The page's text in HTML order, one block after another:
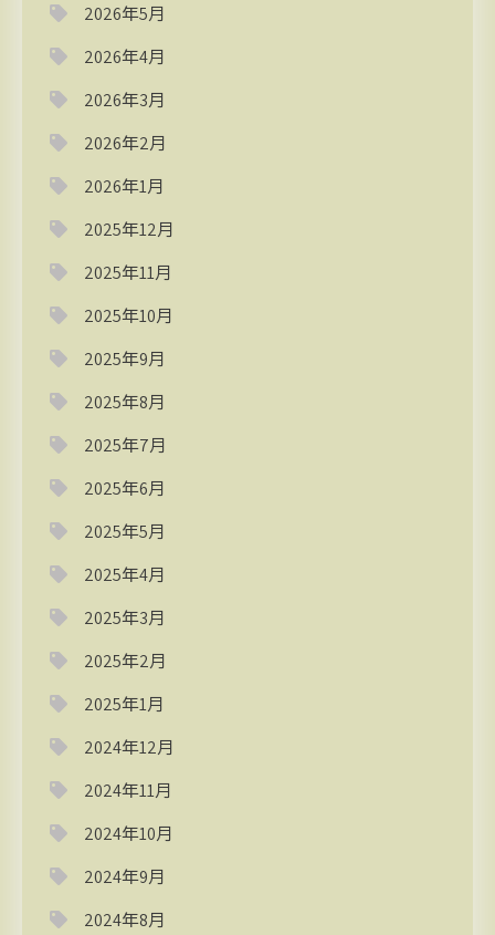
2026年5月
2026年4月
2026年3月
2026年2月
2026年1月
2025年12月
2025年11月
2025年10月
2025年9月
2025年8月
2025年7月
2025年6月
2025年5月
2025年4月
2025年3月
2025年2月
2025年1月
2024年12月
2024年11月
2024年10月
2024年9月
2024年8月